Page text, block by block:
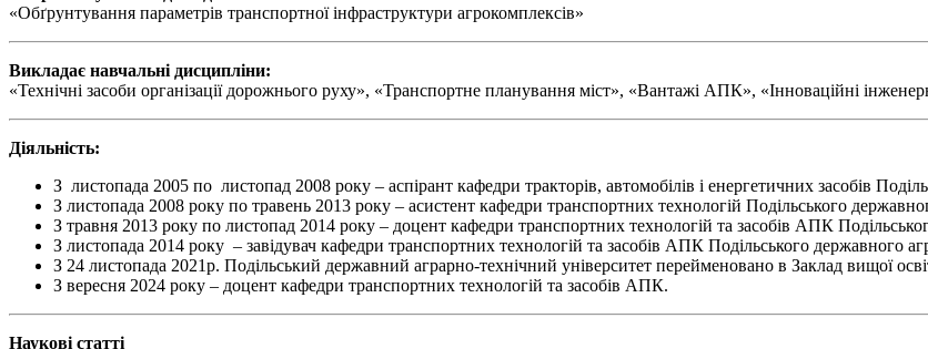
«Обґрунтування параметрів транспортної інфраструктури агрокомплексів»
Викладає навчальні дисципліни:
«Технічні засоби організації дорожнього руху», «Транспортне планування міст», «Вантажі АПК», «Інноваційні
Діяльність:
З листопада 2005 по листопад 2008 року – аспірант кафедри тракторів, автомобілів і енергетичних засобів
З листопада 2008 року по травень 2013 року – асистент кафедри транспортних технологій Подільського
З травня 2013 року по листопад 2014 року – доцент кафедри транспортних технологій та засобів АПК
З листопада 2014 року – завідувач кафедри транспортних технологій та засобів АПК Подільського державного
З 24 листопада 2021р. Подільський державний аграрно-технічний університет перейменовано в Заклад вищої
З вересня 2024 року – доцент кафедри транспортних технологій та засобів АПК.
Наукові статті